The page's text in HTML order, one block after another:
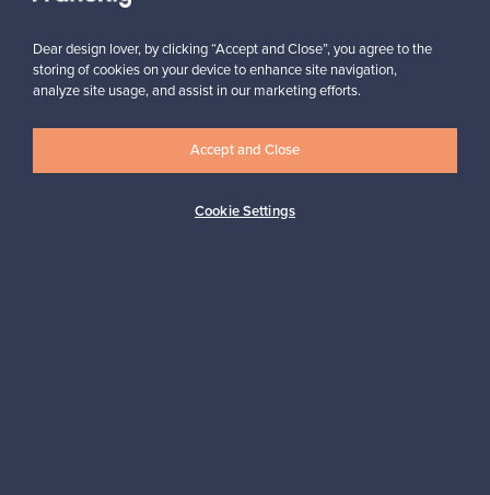
Haluatko inspiroitua designista?
Dear design lover, by clicking “Accept and Close”, you agree to the
storing of cookies on your device to enhance site navigation,
analyze site usage, and assist in our marketing efforts.
Cookie Settings
Accept and Close